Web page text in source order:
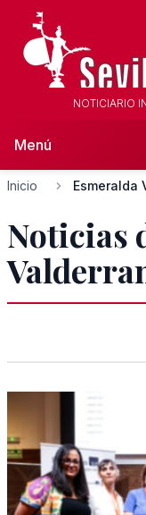
NOTICIARIO
Menú
Inicio Esmeralda
Noticias